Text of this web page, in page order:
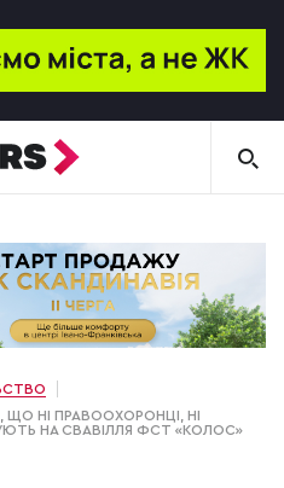
НІ ПРАВООХОРОНЦІ, НІ
НА СВАВІЛЛЯ ФСТ «КОЛОС»